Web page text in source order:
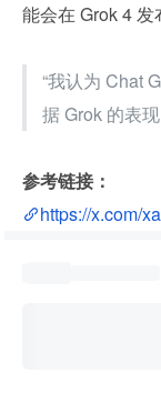
能会在 Grok 4 发
“我认为 Chat
据 Grok 的表
参考链接：
https://x.com/